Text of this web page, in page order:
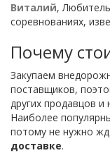
Виталий,
соревнованиях,
Почему
Закупаем
поставщиков,
других продавцов
Наиболее
потому не нужно
доставке.